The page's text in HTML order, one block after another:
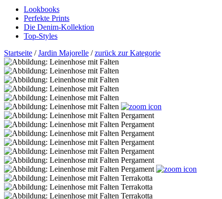
Lookbooks
Perfekte Prints
Die Denim-Kollektion
Top-Styles
Startseite /Jardin Majorelle /zurück zur Kategorie